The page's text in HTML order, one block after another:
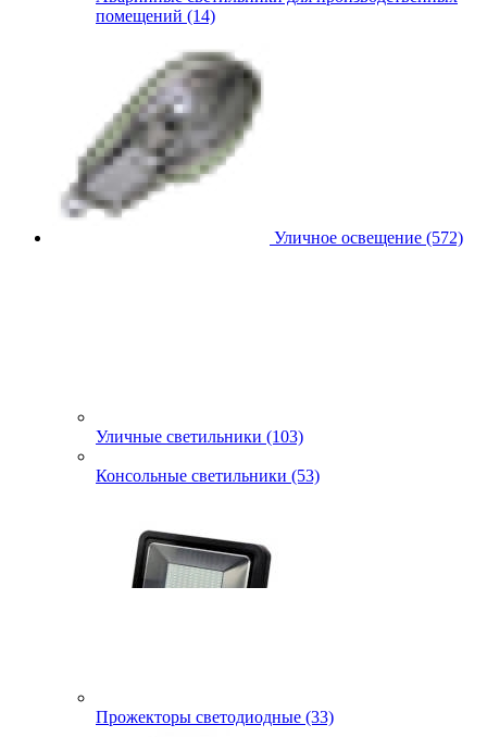
помещений (14)
Уличное освещение (572)
Уличные светильники (103)
Консольные светильники (53)
Прожекторы светодиодные (33)